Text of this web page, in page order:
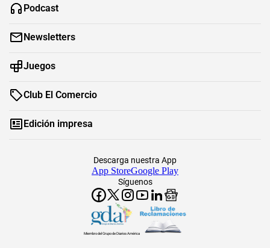
Podcast
Newsletters
Juegos
Club El Comercio
Edición impresa
Síguenos
Descarga nuestra App
App StoreGoogle Play
Miembro del Grupo de Diarios América